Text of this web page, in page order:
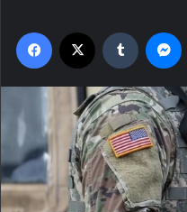
Facebook Tumblr